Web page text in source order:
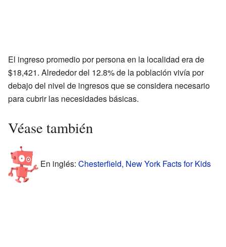
El ingreso promedio por persona en la localidad era de
$18,421. Alrededor del 12.8% de la población vivía por
debajo del nivel de ingresos que se considera necesario
para cubrir las necesidades básicas.
Véase también
En inglés: Chesterfield, New York Facts for Kids